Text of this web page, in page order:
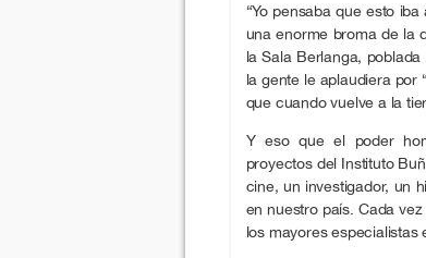
“Yo pensaba que esto
una enorme broma de la
la Sala Berlanga,
la gente le aplaudiera por
que cuando vuelve a la
Y eso que el poder
proyectos del Instituto
cine, un investigador, un
en nuestro país. Cada
los mayores especialistas